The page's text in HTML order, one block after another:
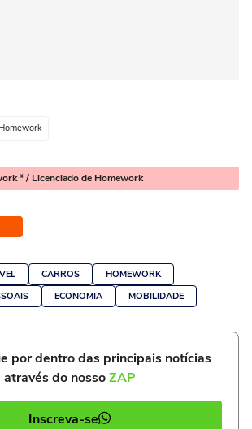
Homework
* / Licenciado de Homework
CARROS
HOMEWORK
ECONOMIA MOBILIDADE
por dentro das principais notícias
através do nossoZAP
Inscreva-se